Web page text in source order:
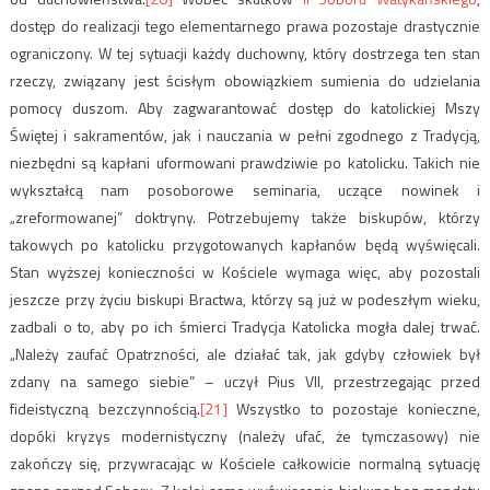
dostęp do realizacji tego elementarnego prawa pozostaje drastycznie
ograniczony. W tej sytuacji każdy duchowny, który dostrzega ten stan
rzeczy, związany jest ścisłym obowiązkiem sumienia do udzielania
pomocy duszom. Aby zagwarantować dostęp do katolickiej Mszy
Świętej i sakramentów, jak i nauczania w pełni zgodnego z Tradycją,
niezbędni są kapłani uformowani prawdziwie po katolicku. Takich nie
wykształcą nam posoborowe seminaria, uczące nowinek i
„zreformowanej” doktryny. Potrzebujemy także biskupów, którzy
takowych po katolicku przygotowanych kapłanów będą wyświęcali.
Stan wyższej konieczności w Kościele wymaga więc, aby pozostali
jeszcze przy życiu biskupi Bractwa, którzy są już w podeszłym wieku,
zadbali o to, aby po ich śmierci Tradycja Katolicka mogła dalej trwać.
„Należy zaufać Opatrzności, ale działać tak, jak gdyby człowiek był
zdany na samego siebie” – uczył Pius VII, przestrzegając przed
fideistyczną bezczynnością.[21] Wszystko to pozostaje konieczne,
dopóki kryzys modernistyczny (należy ufać, że tymczasowy) nie
zakończy się, przywracając w Kościele całkowicie normalną sytuację